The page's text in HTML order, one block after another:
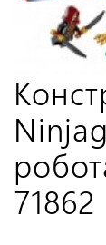
71862